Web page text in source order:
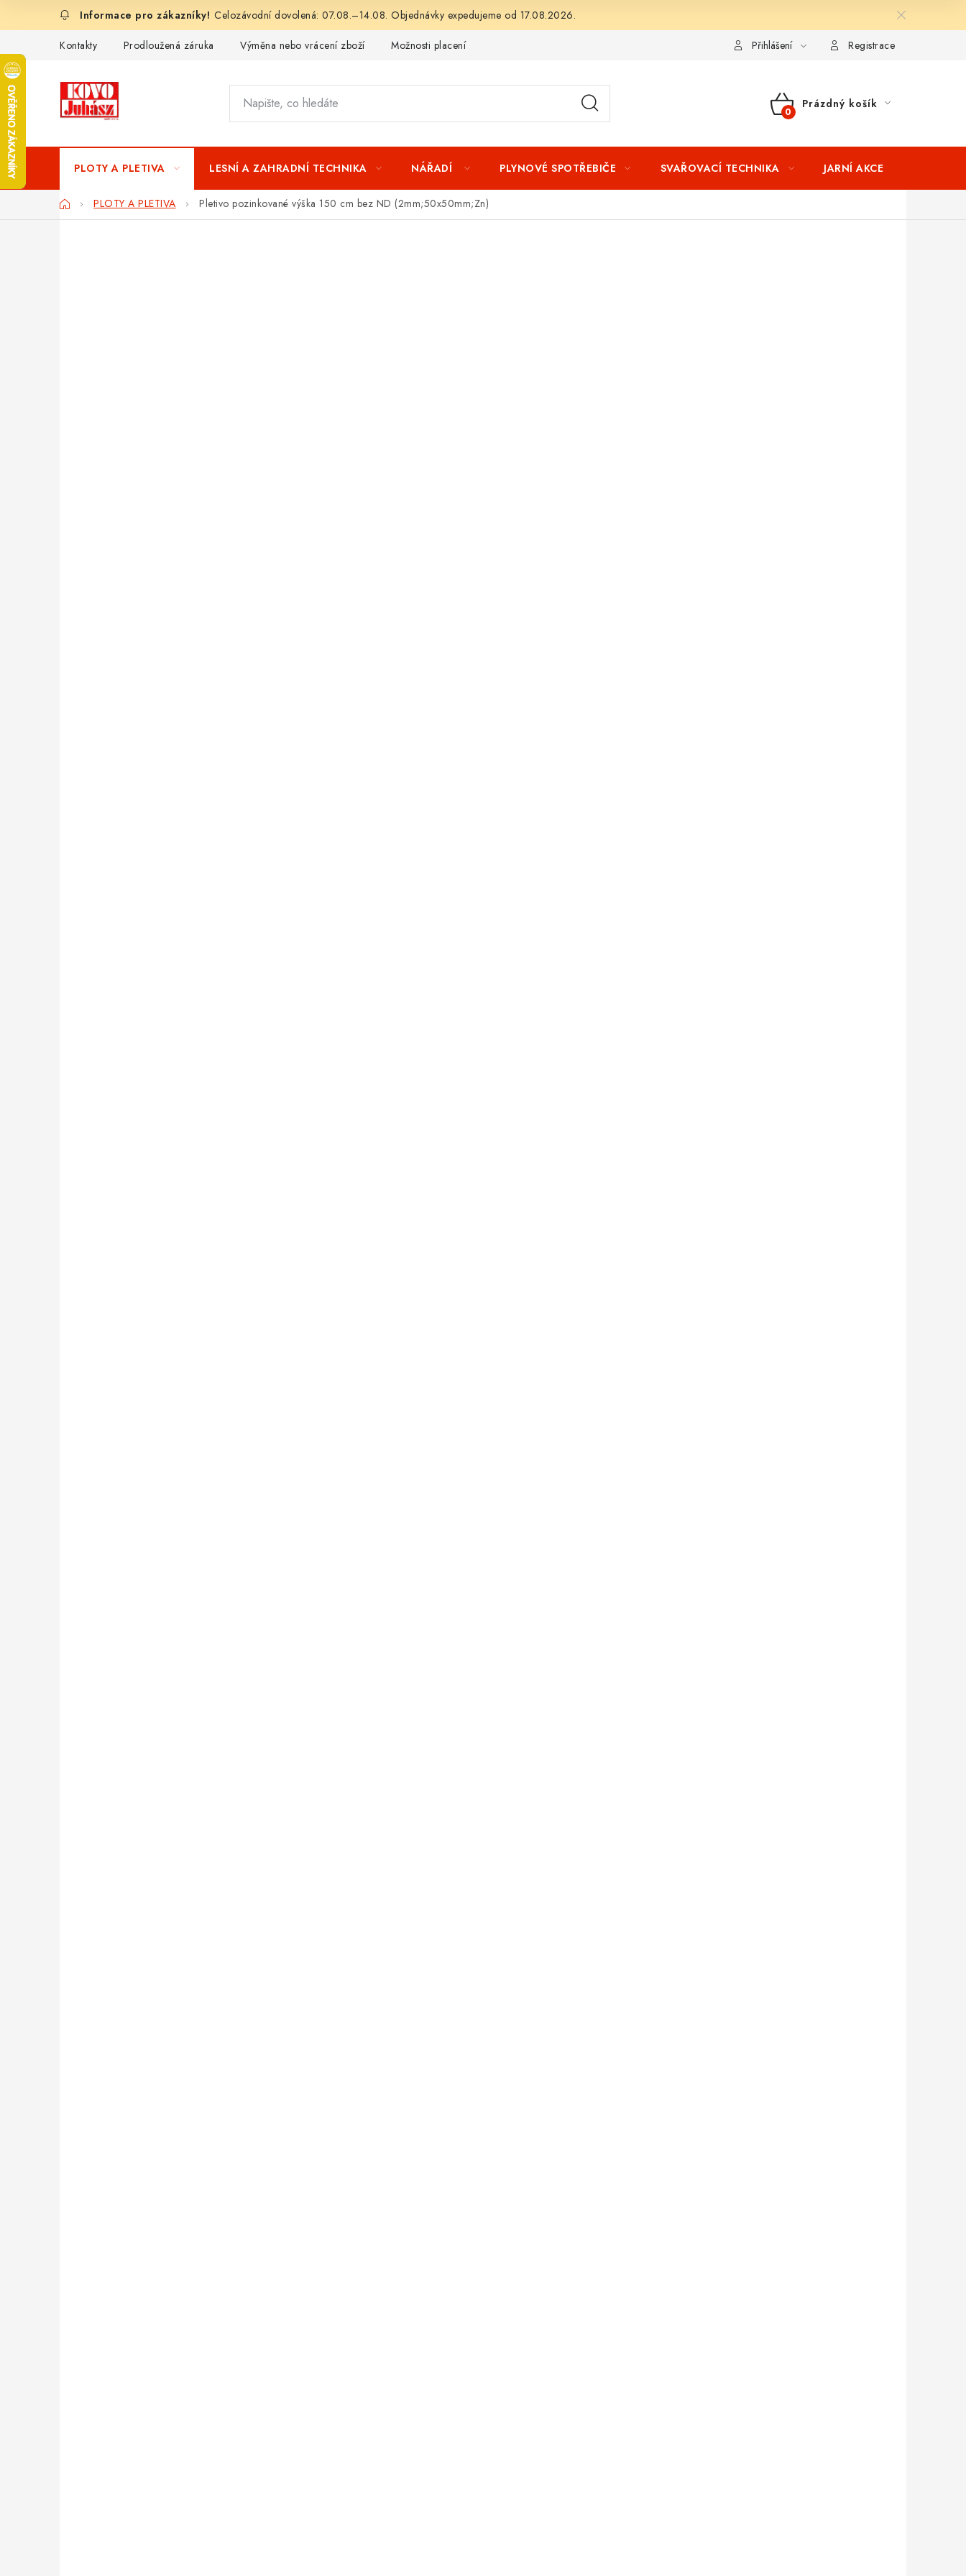
Celozávodní dovolená: 07.08.–14.08. Objednávky expedujeme od 17.08.2026.
Kontakty Prodloužená záruka Výměna nebo vrácení zboží Možnosti placení Splátkový prodej Tabulka velikostí oblečení
Přihlášení Registrace
NÁKUPNÍ
Prázdný košík
PLOTY A PLETIVA LESNÍ A ZAHRADNÍ TECHNIKA NÁŘADÍ PLYNOVÉ SPOTŘEBIČE SVAŘOVACÍ TECHNIKA JARNÍ AKCE
DomůPLOTY A PLETIVA Pletivo pozinkované výška 150 cm bez ND (2mm;50x50mm;Zn)